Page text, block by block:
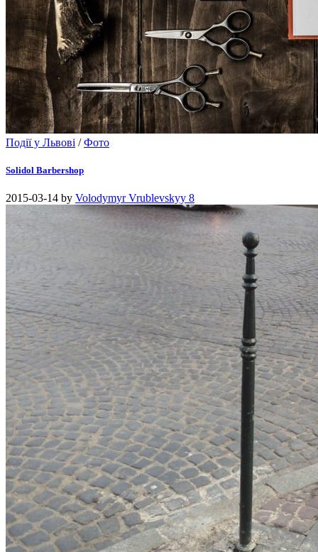
Події у Львові /Фото
Solidol Barbershop
2015-03-14 by Volodymyr Vrublevskyy 8